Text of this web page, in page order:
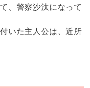
、警察沙汰になって
いた主人公は、近所